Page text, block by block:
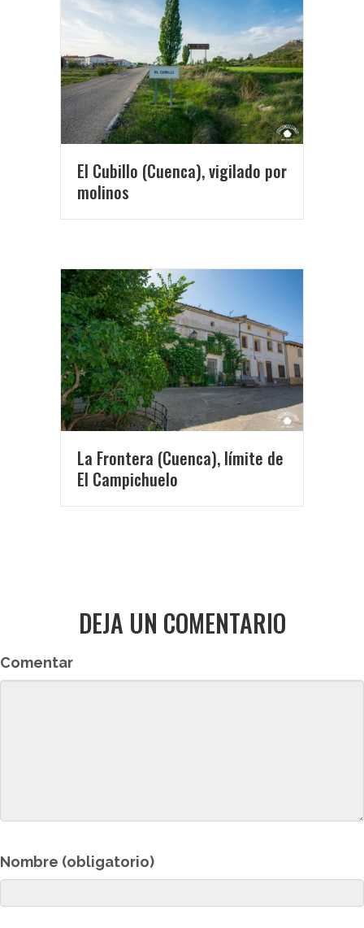
El Cubillo (Cuenca), vigilado por
molinos
La Frontera (Cuenca), límite de
El Campichuelo
DEJA UN COMENTARIO
Comentar
Nombre (obligatorio)